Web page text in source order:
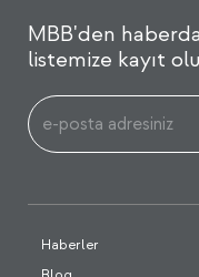
MBB'den
listemize kayıt
Haberler